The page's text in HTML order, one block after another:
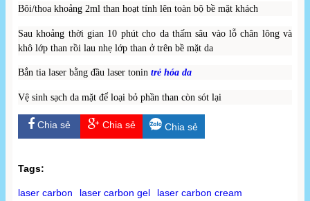
Bôi/thoa khoảng 2ml than hoạt tính lên toàn bộ bề mặt khách
Sau khoảng thời gian 10 phút cho da thấm sâu vào lỗ chân lông và
khô lớp than rồi lau nhẹ lớp than ở trên bề mặt da
Bắn tia laser bằng đầu laser tonin trẻ hóa da
Vệ sinh sạch da mặt để loại bỏ phần than còn sót lại
Chia sẻ Chia sẻ Chia sẻ
Tags:
laser carbon laser carbon gel laser carbon cream